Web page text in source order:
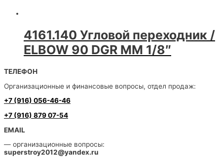
4161.140 Угловой переходник /
ELBOW 90 DGR MM 1/8″
ТЕЛЕФОН
Организационные и финансовые вопросы, отдел продаж:
+7 (916) 056-46-46
+7 (916) 879 07-54
EMAIL
— организационные вопросы:
superstroy2012@yandex.ru